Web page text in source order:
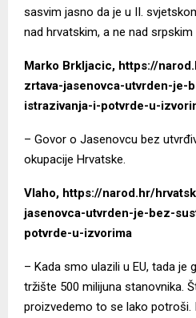
sasvim jasno da je u II.
nad hrvatskim, a ne nad
Marko Brkljacic, https://
zrtava-jasenovca-utvrden-je-
istrazivanja-i-potvrde-u-
– Govor o Jasenovcu bez
okupacije Hrvatske.
Vlaho, https://narod.hr/
jasenovca-utvrden-je-bez-
potvrde-u-izvorima
– Kada smo ulazili u EU, tada je
tržište 500 milijuna stanovnika.
proizvedemo to se lako potroši.